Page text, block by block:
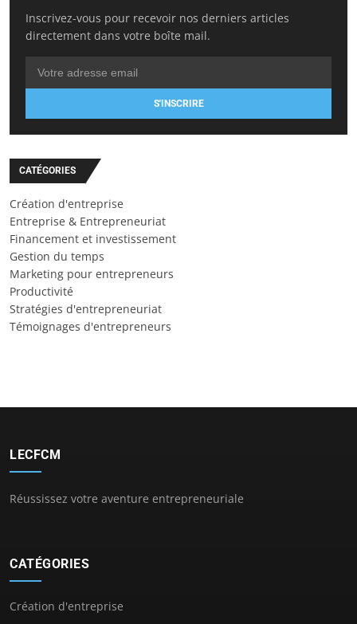
Inscrivez-vous pour recevoir nos derniers articles
directement dans votre boîte mail.
S'INSCRIRE
CATÉGORIES
Création d'entreprise
Entreprise & Entrepreneuriat
Financement et investissement
Gestion du temps
Marketing pour entrepreneurs
Productivité
Stratégies d'entrepreneuriat
Témoignages d'entrepreneurs
LECFCM
Réussissez votre aventure entrepreneuriale
CATÉGORIES
Création d'entreprise